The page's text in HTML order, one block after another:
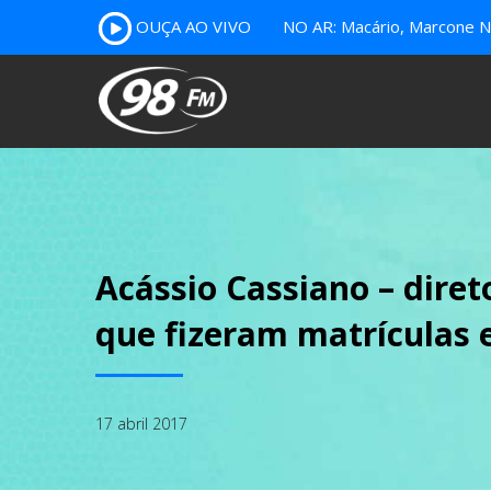
OUÇA AO VIVO NO AR: Macário, Marcone
Acássio Cassiano –
que fizeram matrículas
17 abril 2017